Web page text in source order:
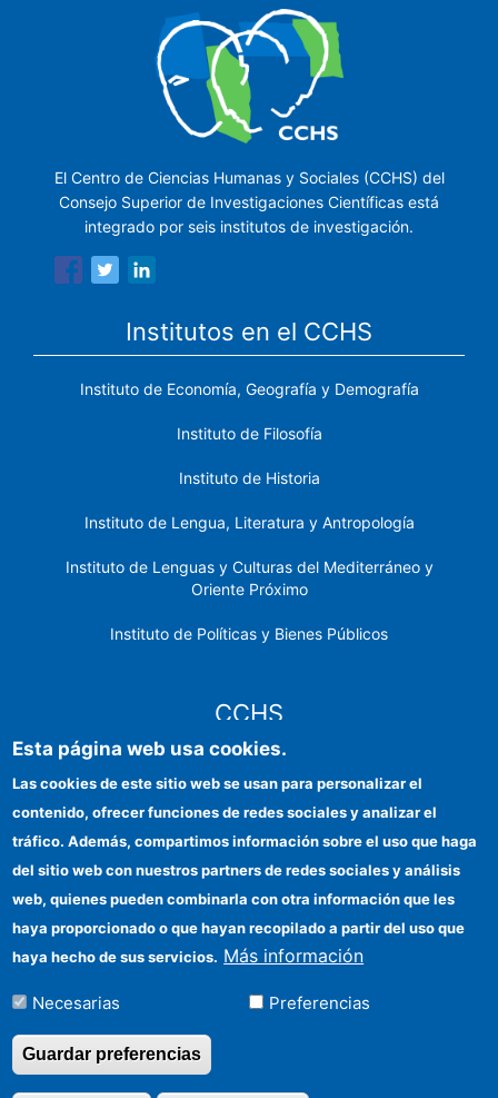
El Centro de Ciencias Humanas y Sociales (CCHS) del
Consejo Superior de Investigaciones Científicas está
integrado por seis institutos de investigación.
Institutos en el CCHS
Instituto de Economía, Geografía y Demografía
Instituto de Filosofía
Instituto de Historia
Instituto de Lengua, Literatura y Antropología
Instituto de Lenguas y Culturas del Mediterráneo y
Oriente Próximo
Instituto de Políticas y Bienes Públicos
CCHS
Identidad institucional
Ayudas FEDER
Organismos financiadores
Contacto
Cómo llegar
Esta página web usa cookies.
Las cookies de este sitio web se usan para personalizar el
contenido, ofrecer funciones de redes sociales y analizar el
tráfico. Además, compartimos información sobre el uso que haga
del sitio web con nuestros partners de redes sociales y análisis
web, quienes pueden combinarla con otra información que les
haya proporcionado o que hayan recopilado a partir del uso que
haya hecho de sus servicios. Más información
Necesarias Preferencias
Guardar preferencias